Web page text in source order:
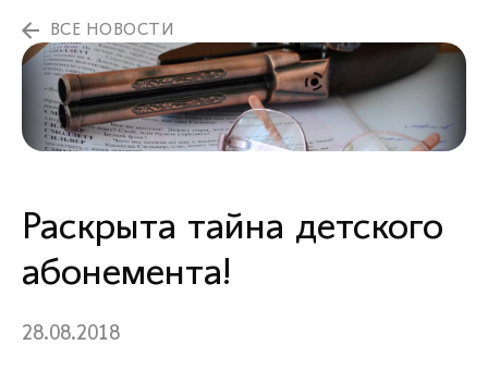
ВСЕ НОВОСТИ
Раскрыта тайна детского
абонемента!
28.08.2018